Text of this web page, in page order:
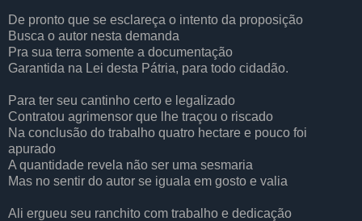
De pronto que se esclareça o intento da proposição
Busca o autor nesta demanda
Pra sua terra somente a documentação
Garantida na Lei desta Pátria, para todo cidadão.
Para ter seu cantinho certo e legalizado
Contratou agrimensor que lhe traçou o riscado
Na conclusão do trabalho quatro hectare e pouco foi
apurado
A quantidade revela não ser uma sesmaria
Mas no sentir do autor se iguala em gosto e valia
Ali ergueu seu ranchito com trabalho e dedicação